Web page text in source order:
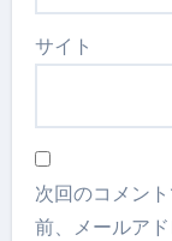
サイト
次回のコメン
前、メールア